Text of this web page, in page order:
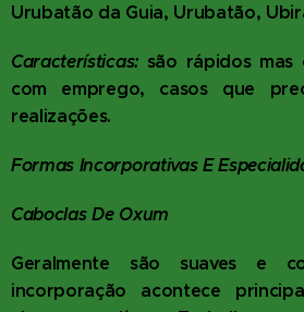
Urubatão da Guia, Urubatão,
Características: são rápidos mas
com emprego, casos que
realizações.
Formas Incorporativas E
Caboclas De Oxum
Geralmente são suaves e
incorporação acontece